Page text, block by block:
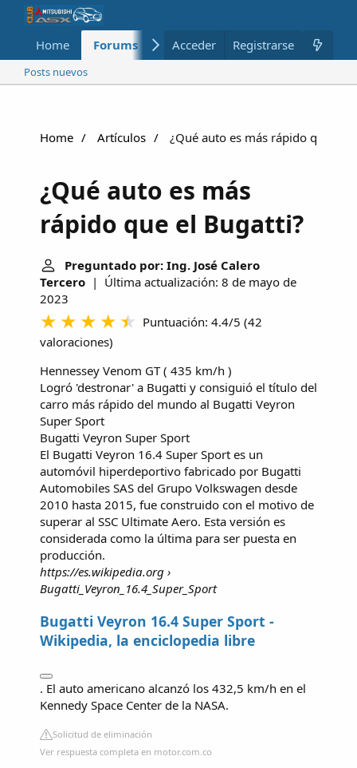
Home Forums Nuevo Miembros
Acceder Registrarse
Posts nuevos
Home Artículos ¿Qué auto es más rápido que el
¿Qué auto es más
rápido que el Bugatti?
Preguntado por: Ing. José Calero
Tercero | Última actualización: 8 de mayo de
2023
Puntuación: 4.4/5 (42
valoraciones)
Hennessey Venom GT ( 435 km/h )
Logró 'destronar' a Bugatti y consiguió el título del
carro más rápido del mundo al Bugatti Veyron
Super Sport
Bugatti Veyron Super Sport
El Bugatti Veyron 16.4 Super Sport es un
automóvil hiperdeportivo fabricado por Bugatti
Automobiles SAS del Grupo Volkswagen desde
2010 hasta 2015, fue construido con el motivo de
superar al SSC Ultimate Aero. Esta versión es
considerada como la última para ser puesta en
producción.
https://es.wikipedia.org ›
Bugatti_Veyron_16.4_Super_Sport
Bugatti Veyron 16.4 Super Sport -
Wikipedia, la enciclopedia libre
. El auto americano alcanzó los 432,5 km/h en el
Kennedy Space Center de la NASA.
Solicitud de eliminación
Ver respuesta completa en motor.com.co